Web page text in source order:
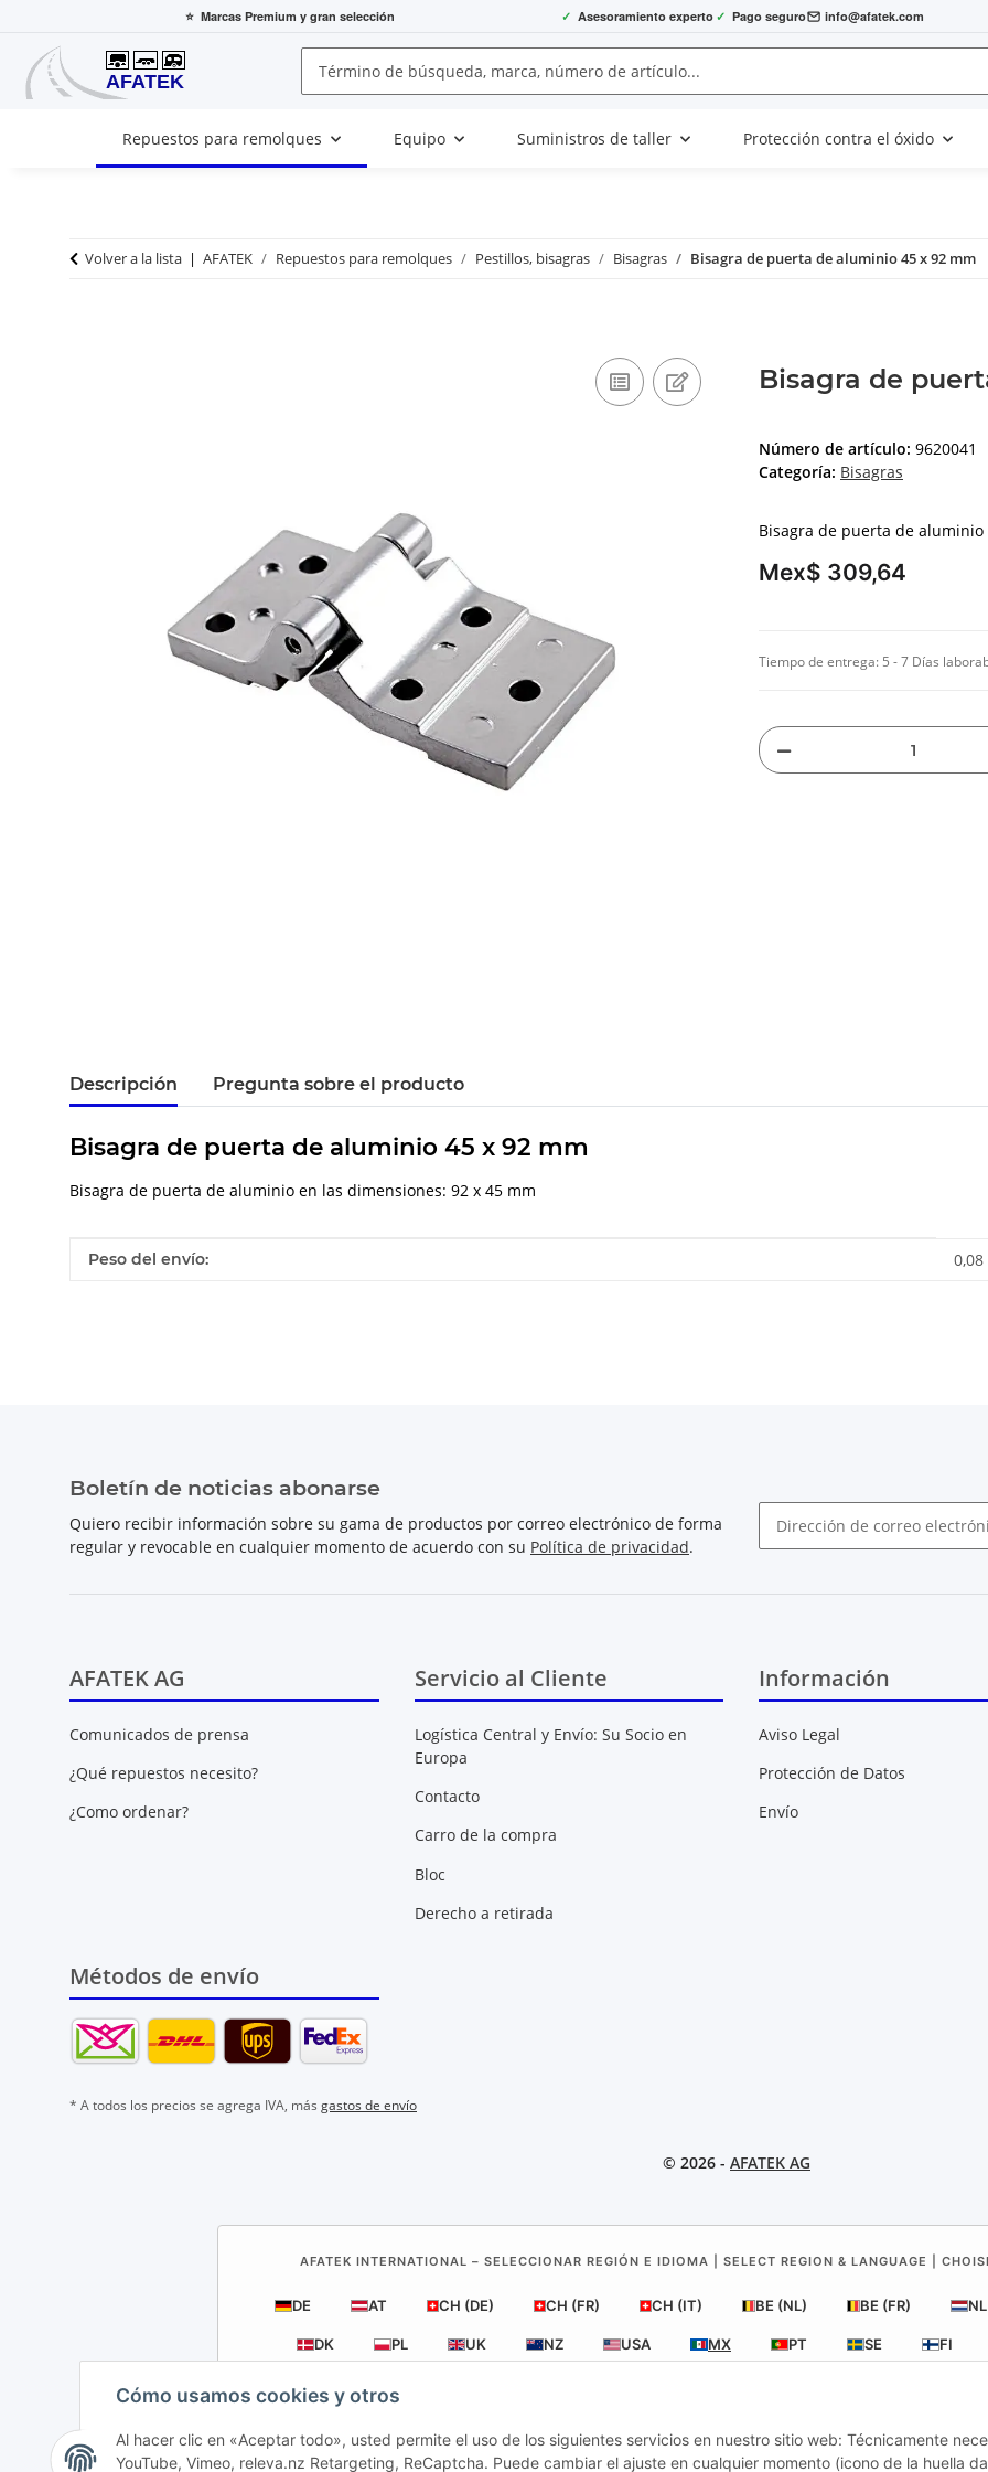
⭐ Marcas Premium y gran selección ✓ Asesoramiento experto ✓ Pago seguro info@afatek.com
Cómo usamos cookies y otros
Al hacer clic en «Aceptar todo», usted permite el uso de los siguientes servicios en nuestro sitio web: Técnicamente
YouTube, Vimeo, releva.nz Retargeting, ReCaptcha. Puede cambiar el ajuste en cualquier momento (icono de la huella
Repuestos para remolques Equipo Suministros de taller Protección contra el óxido
Volver a la lista AFATEK Repuestos para remolques Pestillos, bisagras Bisagras Bisagra de puerta de aluminio 45 x 92 mm
Bisagra de
Número de artículo: 9620041
Categoría: Bisagras
Bisagra de puerta de aluminio
Mex$ 309,64
Tiempo de entrega: 5 - 7 Días
Descripción Pregunta sobre el producto
Bisagra de puerta de aluminio 45 x 92 mm
Bisagra de puerta de aluminio en las dimensiones: 92 x 45 mm
#productDetails.itemInformation#
#productDetails.itemValue#
Peso del envío: 0,08
Boletín de noticias abonarse
Quiero recibir información sobre su gama de productos por correo electrónico de forma
regular y revocable en cualquier momento de acuerdo con su Política de privacidad.
AFATEK AG
Comunicados de prensa
¿Qué repuestos necesito?
¿Como ordenar?
Servicio al Cliente
Logística Central y Envío: Su Socio en
Europa
Contacto
Carro de la compra
Bloc
Derecho a retirada
Información
Aviso Legal
Protección de Datos
Envío
Métodos de envío
* A todos los precios se agrega IVA, más gastos de envío
© 2026 - AFATEK AG
AFATEK INTERNATIONAL – SELECCIONAR REGIÓN E IDIOMA | SELECT REGION & LANGUAGE |
DE AT CH (DE) CH (FR) CH (IT) BE (NL) BE (FR) NL
DK PL UK NZ USA MX PT SE FI